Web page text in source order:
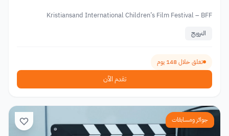
Kristiansand International Children’s Film Festival – BFF
النرويج
تغلق خلال 148 يوم
تقدم الآن
جوائز ومسابقات